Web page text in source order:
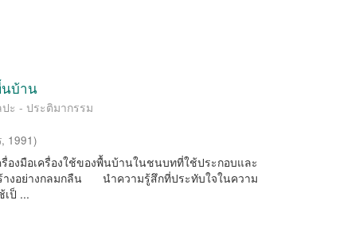
นบ้าน
ะ - ประติมากรรม
, 1991)
มือเครื่องใช้ของพื้นบ้านในชนบทที่ใช้ประกอบและ
อย่างกลมกลืน นำความรู้สึกที่ประทับใจในความ
เป็ ...